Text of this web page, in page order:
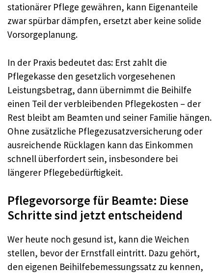
stationärer Pflege gewähren, kann Eigenanteile
zwar spürbar dämpfen, ersetzt aber keine solide
Vorsorgeplanung.​
In der Praxis bedeutet das: Erst zahlt die
Pflegekasse den gesetzlich vorgesehenen
Leistungsbetrag, dann übernimmt die Beihilfe
einen Teil der verbleibenden Pflegekosten – der
Rest bleibt am Beamten und seiner Familie hängen.
Ohne zusätzliche Pflegezusatzversicherung oder
ausreichende Rücklagen kann das Einkommen
schnell überfordert sein, insbesondere bei
längerer Pflegebedürftigkeit.​
Pflegevorsorge für Beamte: Diese
Schritte sind jetzt entscheidend
Wer heute noch gesund ist, kann die Weichen
stellen, bevor der Ernstfall eintritt. Dazu gehört,
den eigenen Beihilfebemessungssatz zu kennen,